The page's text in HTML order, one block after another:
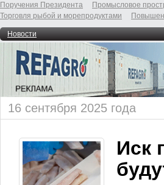
Поручения Президента
Промысловое
Торговля рыбой и морепродуктами
Новости
16 сентября 2025 года
Иск